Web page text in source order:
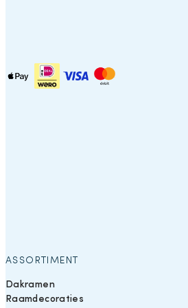
ASSORTIMENT
Dakramen
Raamdecoraties